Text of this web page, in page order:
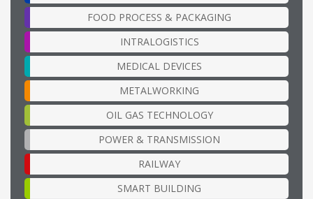
FOOD PROCESS & PACKAGING
INTRALOGISTICS
MEDICAL DEVICES
METALWORKING
OIL GAS TECHNOLOGY
POWER & TRANSMISSION
RAILWAY
SMART BUILDING